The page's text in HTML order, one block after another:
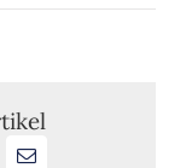
E-